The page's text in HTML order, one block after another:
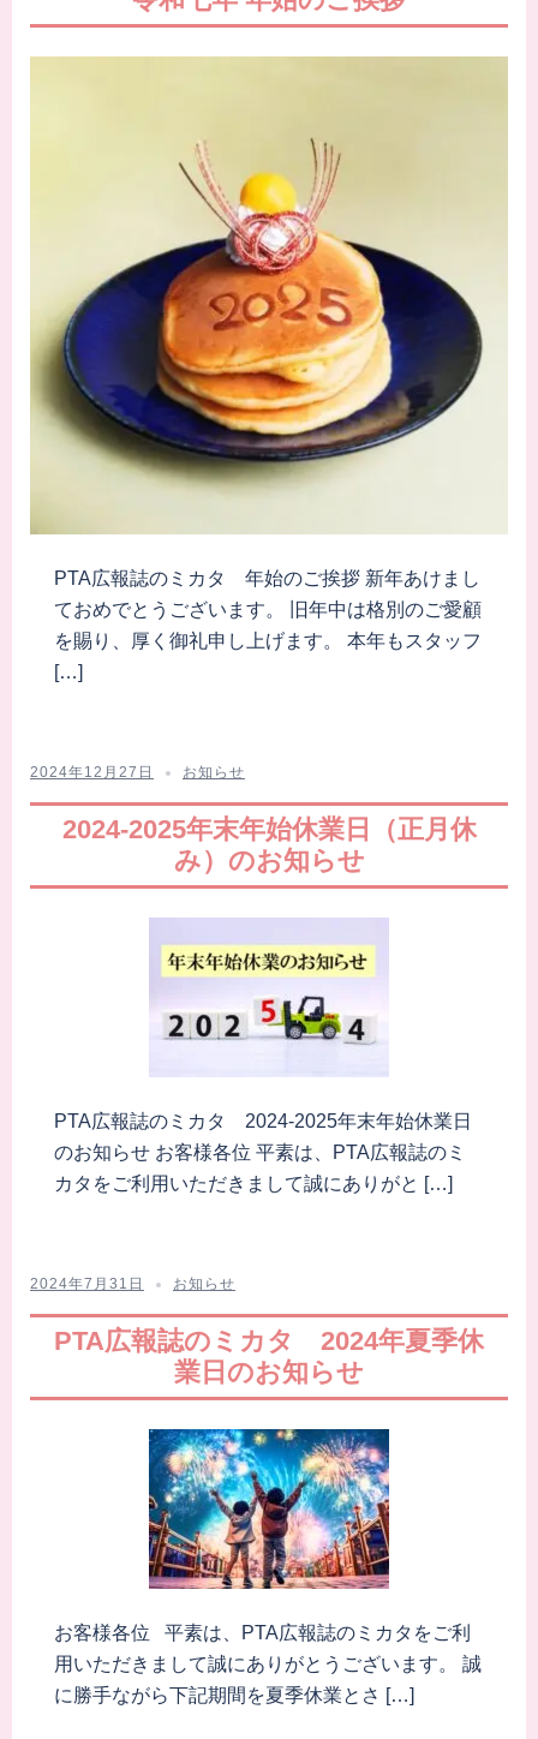
PTA広報誌のミカタ 年始のご挨拶 新年あけまし
ておめでとうございます。 旧年中は格別のご愛顧
を賜り、厚く御礼申し上げます。 本年もスタッフ
[…]
2024年12月27日 お知らせ
2024-2025年末年始休業日（正月休
み）のお知らせ
PTA広報誌のミカタ 2024-2025年末年始休業日
のお知らせ お客様各位 平素は、PTA広報誌のミ
カタをご利用いただきまして誠にありがと […]
2024年7月31日 お知らせ
PTA広報誌のミカタ 2024年夏季休
業日のお知らせ
お客様各位 平素は、PTA広報誌のミカタをご利
用いただきまして誠にありがとうございます。 誠
に勝手ながら下記期間を夏季休業とさ […]